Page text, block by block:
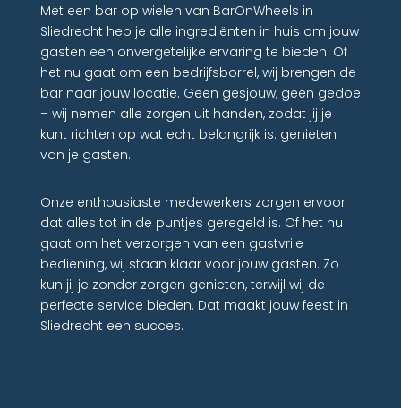
Met een bar op wielen van BarOnWheels in
Sliedrecht heb je alle ingrediënten in huis om jouw
gasten een onvergetelijke ervaring te bieden. Of
het nu gaat om een bedrijfsborrel, wij brengen de
bar naar jouw locatie. Geen gesjouw, geen gedoe
– wij nemen alle zorgen uit handen, zodat jij je
kunt richten op wat echt belangrijk is: genieten
van je gasten.
Onze enthousiaste medewerkers zorgen ervoor
dat alles tot in de puntjes geregeld is. Of het nu
gaat om het verzorgen van een gastvrije
bediening, wij staan klaar voor jouw gasten. Zo
kun jij je zonder zorgen genieten, terwijl wij de
perfecte service bieden. Dat maakt jouw feest in
Sliedrecht een succes.